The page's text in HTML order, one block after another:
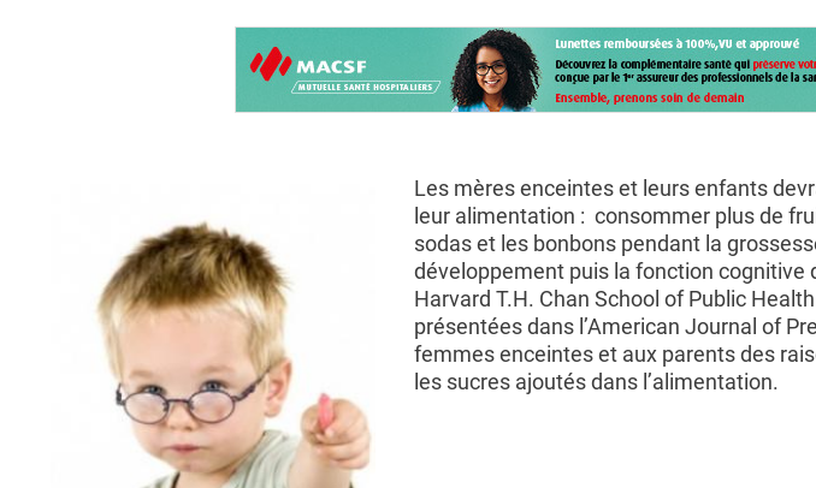
Les mères enceintes et leurs enfants
leur alimentation : consommer plus de
sodas et les bonbons pendant la
développement puis la fonction cognitive
Harvard T.H. Chan School of Public
présentées dans l’American Journal of
femmes enceintes et aux parents des
les sucres ajoutés dans l’alimentation.